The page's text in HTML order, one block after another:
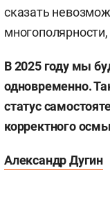
сказать
В 2025 году мы
одновременно.
статус
корректного
Александр Дугин